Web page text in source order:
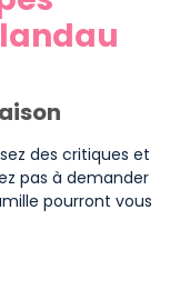
des critiques et
pas à demander
pourront vous